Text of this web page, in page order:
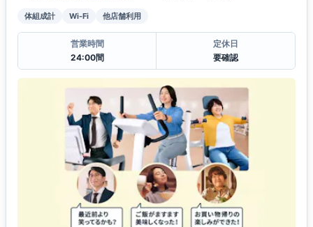
体組成計 Wi-Fi 他店舗利用
営業時間
24:00間
定休日
要確認